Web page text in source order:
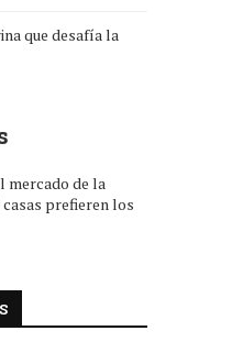
que desafía la
mercado de la
prefieren los